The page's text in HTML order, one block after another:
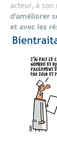
acteur, à son
d’améliorer
et avec les